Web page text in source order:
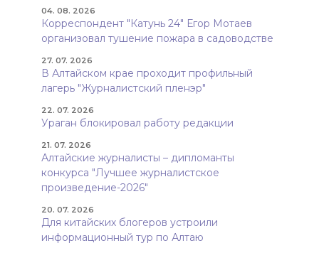
04. 08. 2026
Корреспондент "Катунь 24" Егор Мотаев
организовал тушение пожара в садоводстве
27. 07. 2026
В Алтайском крае проходит профильный
лагерь "Журналистский пленэр"
22. 07. 2026
Ураган блокировал работу редакции
21. 07. 2026
Алтайские журналисты – дипломанты
конкурса "Лучшее журналистское
произведение-2026"
20. 07. 2026
Для китайских блогеров устроили
информационный тур по Алтаю